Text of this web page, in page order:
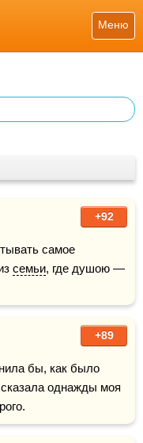
Меню
+92
семьи, где душою —
+89
бы, как было